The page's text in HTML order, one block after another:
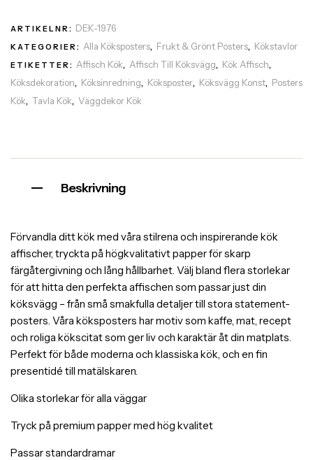
ARTIKELNR: DEK-1976
KATEGORIER: Alla Köksposters, Frukt & Grönt Posters, Kökstavlor
ETIKETTER: Affisch Kök, Affisch Till Köksvägg, Kök Affisch,
Köksdekoration, Köksinredning, Köksposter, Köksvägg Konst, Posters
Kök, Tavla Kök, Väggdekor Kök
Beskrivning
Förvandla ditt kök med våra stilrena och inspirerande kök
affischer, tryckta på högkvalitativt papper för skarp
färgåtergivning och lång hållbarhet. Välj bland flera storlekar
för att hitta den perfekta affischen som passar just din
köksvägg – från små smakfulla detaljer till stora statement-
posters. Våra köksposters har motiv som kaffe, mat, recept
och roliga kökscitat som ger liv och karaktär åt din matplats.
Perfekt för både moderna och klassiska kök, och en fin
presentidé till matälskaren.
Olika storlekar för alla väggar
Tryck på premium papper med hög kvalitet
Passar standardramar